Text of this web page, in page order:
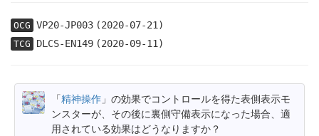
OCG VP20-JP003(2020-07-21)
TCG DLCS-EN149(2020-09-11)
「精神操作 」の効果でコントロールを得た表側表示モ
ンスターが、その後に裏側守備表示になった場合、適
用されている効果はどうなりますか？